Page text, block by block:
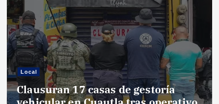
Local
Clausuran 17 casas de gestoría